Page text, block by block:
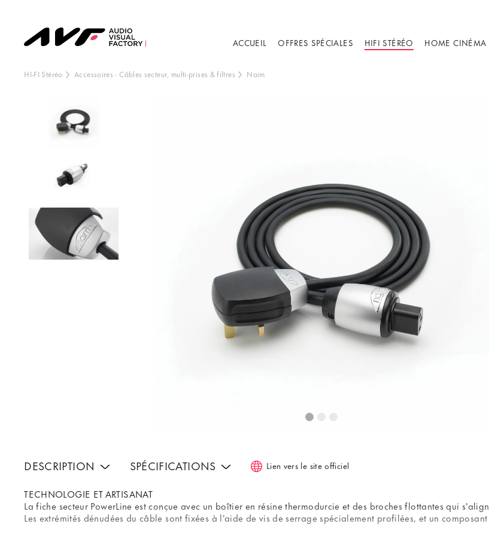
ACCUEIL OFFRES SPÉCIALES HIFI STÉRÉO HOME CINÉMA
HI-FI Stéréo Accessoires - Câbles secteur, multi-prises & filtres Naim
DESCRIPTION
TECHNOLOGIE ET ARTISANAT
La fiche secteur PowerLine est conçue avec un boîtier en résine thermodurcie et des broches flottantes qui
Les extrémités dénudées du câble sont fixées à l'aide de vis de serrage spécialement profilées, et un
SPÉCIFICATIONS Lien vers le site officiel